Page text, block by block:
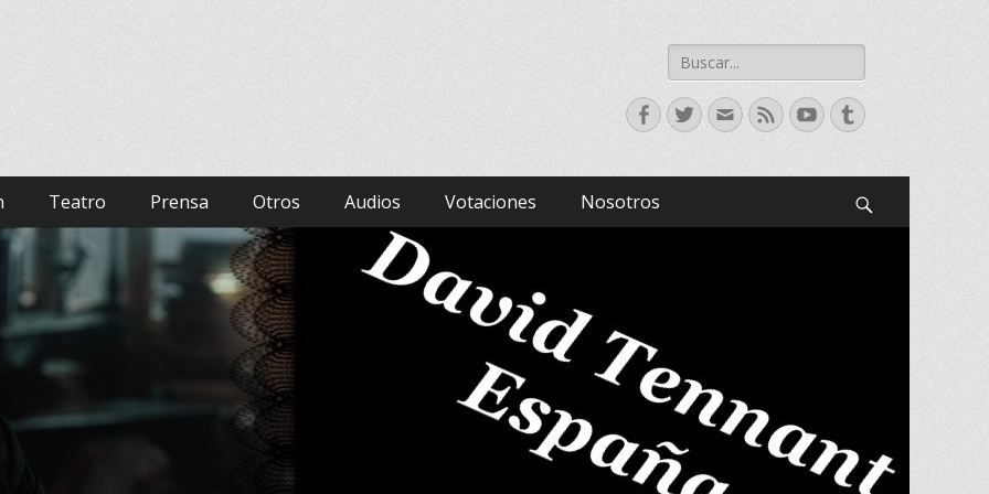
Buscar:
Facebook
TwitterCorreo
electrónico
Feed YouTubeTumblr
Teatro Prensa Otros Audios Votaciones Nosotros